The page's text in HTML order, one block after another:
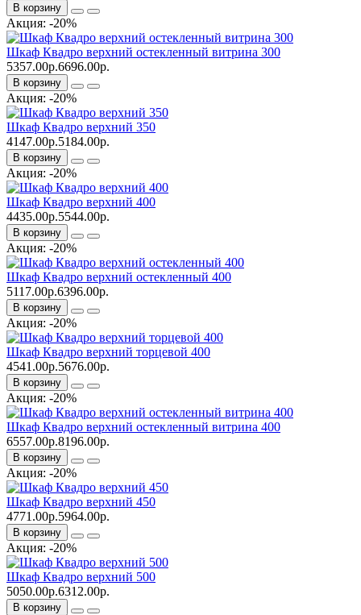
В корзину
Акция: -20%
Шкаф Квадро верхний остекленный витрина 300
5357.00р.6696.00р.
В корзину
Акция: -20%
Шкаф Квадро верхний 350
4147.00р.5184.00р.
В корзину
Акция: -20%
Шкаф Квадро верхний 400
4435.00р.5544.00р.
В корзину
Акция: -20%
Шкаф Квадро верхний остекленный 400
5117.00р.6396.00р.
В корзину
Акция: -20%
Шкаф Квадро верхний торцевой 400
4541.00р.5676.00р.
В корзину
Акция: -20%
Шкаф Квадро верхний остекленный витрина 400
6557.00р.8196.00р.
В корзину
Акция: -20%
Шкаф Квадро верхний 450
4771.00р.5964.00р.
В корзину
Акция: -20%
Шкаф Квадро верхний 500
5050.00р.6312.00р.
В корзину